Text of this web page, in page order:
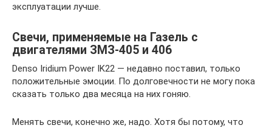
эксплуатации лучше.
Свечи, применяемые на Газель с
двигателями ЗМЗ-405 и 406
Denso Iridium Power IK22 — недавно поставил, только
положительные эмоции. По долговечности не могу пока
сказать только два месяца на них гоняю.
Менять свечи, конечно же, надо. Хотя бы потому, что